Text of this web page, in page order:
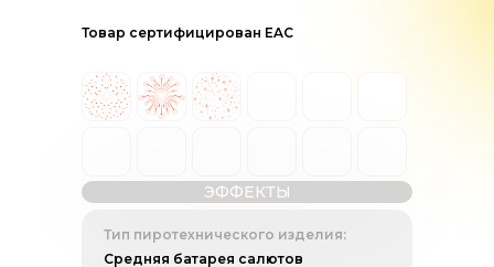
Тип пиротехнического изделия:
Средняя батарея салютов
Товар сертифицирован EAC
ЭФФЕКТЫ